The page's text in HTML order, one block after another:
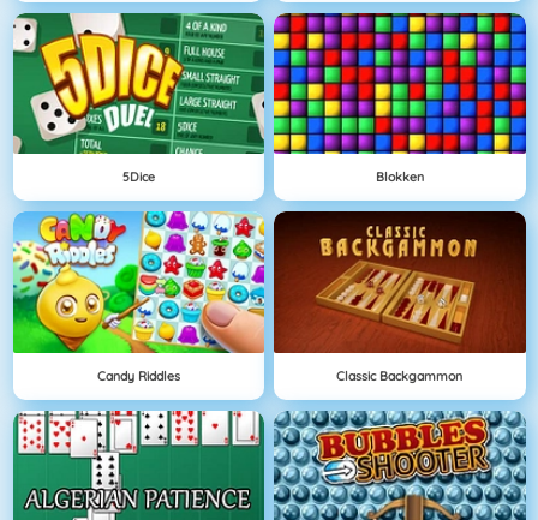
5Dice Blokken
Candy Riddles Classic Backgammon